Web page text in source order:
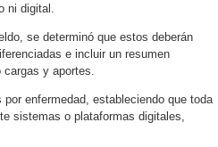
ni digital.
se determinó que estos deberán
e incluir un resumen
y aportes.
enfermedad, estableciendo que toda
sistemas o plataformas digitales,